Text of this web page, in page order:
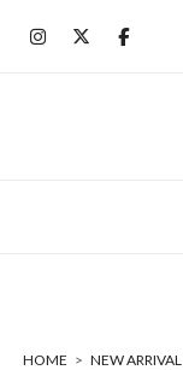
HOME > NEW ARRIVAL